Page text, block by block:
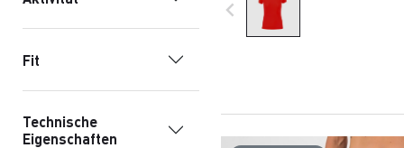
Fit
Technische
Eigenschaften
navigate_before